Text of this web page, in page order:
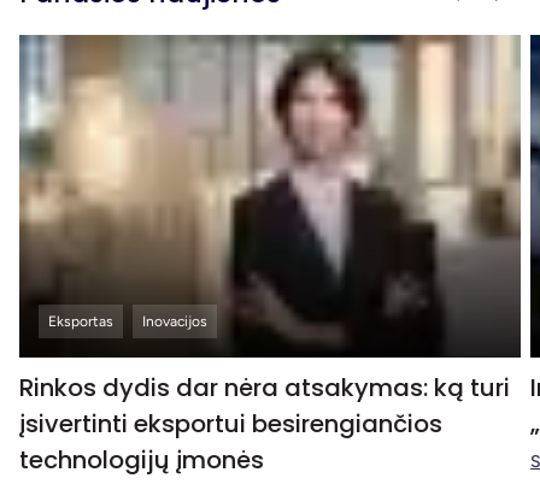
Eksportas Inovacijos
Rinkos dydis dar nėra atsakymas: ką turi
įsivertinti eksportui besirengiančios
technologijų įmonės